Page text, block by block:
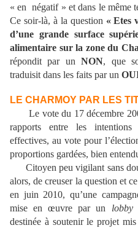
« en négatif » et dans le même
Ce soir-là, à la question « Etes
d’une grande surface
alimentaire sur la zone du
répondit par unNON, que
traduisit dans les faits par un
LE CHARMOY PAR LES
Le vote du 17 décembre
rapports entre les
effectives, au vote pour
proportions gardées, bien
Citoyen peu vigilant sans
alors, de creuser la question et
en juin 2010, qu’une
mise en œuvre par un lobby
destinée à soutenir le projet